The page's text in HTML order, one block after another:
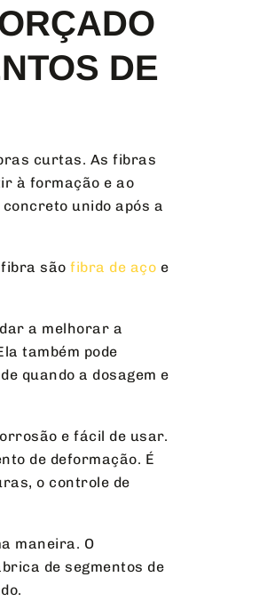
DE
curtas. As fibras
à formação e ao
unido após a
são fibra de aço e
a melhorar a
também pode
quando a dosagem e
e fácil de usar.
de deformação. É
o controle de
maneira. O
de segmentos de